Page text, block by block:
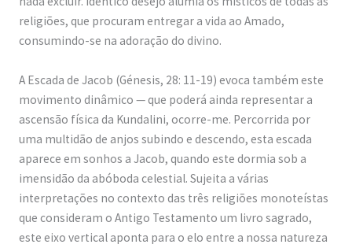
religiões, que procuram entregar a vida ao Amado,
consumindo-se na adoração do divino.
A Escada de Jacob (Génesis, 28: 11-19) evoca também este
movimento dinâmico — que poderá ainda representar a
ascensão física da Kundalini, ocorre-me. Percorrida por
uma multidão de anjos subindo e descendo, esta escada
aparece em sonhos a Jacob, quando este dormia sob a
imensidão da abóboda celestial. Sujeita a várias
interpretações no contexto das três religiões monoteístas
que consideram o Antigo Testamento um livro sagrado,
este eixo vertical aponta para o elo entre a nossa natureza